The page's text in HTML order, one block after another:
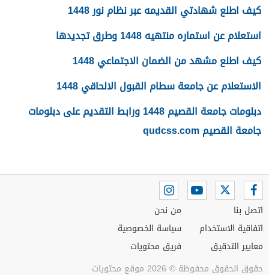
كيف اطلع شهادتي القديمه عبر نظام نور 1448
استعلام عن استماره منتهيه 1448 وطرق تجديدها
كيف اطلع مشهد من الضمان الاجتماعي 1448
الاستعلام عن جامعة سطام القبول الالحاقي 1448
دبلومات جامعة القصيم 1448 ورابط التقديم على دبلومات
جامعة القصيم qudcss.com
اتصل بنا
اتفاقية الاستخدام
معايير التدقيق
من نحن
سياسة الخصوصية
فريق محتويات
حقوق الحقوق محفوظة © 2026 موقع محتويات